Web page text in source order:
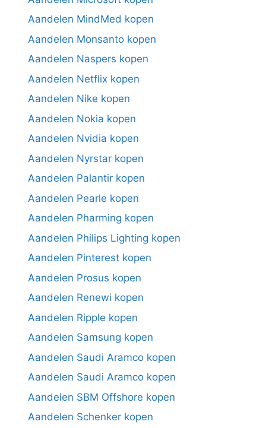
Aandelen MindMed kopen
Aandelen Monsanto kopen
Aandelen Naspers kopen
Aandelen Netflix kopen
Aandelen Nike kopen
Aandelen Nokia kopen
Aandelen Nvidia kopen
Aandelen Nyrstar kopen
Aandelen Palantir kopen
Aandelen Pearle kopen
Aandelen Pharming kopen
Aandelen Philips Lighting kopen
Aandelen Pinterest kopen
Aandelen Prosus kopen
Aandelen Renewi kopen
Aandelen Ripple kopen
Aandelen Samsung kopen
Aandelen Saudi Aramco kopen
Aandelen Saudi Aramco kopen
Aandelen SBM Offshore kopen
Aandelen Schenker kopen